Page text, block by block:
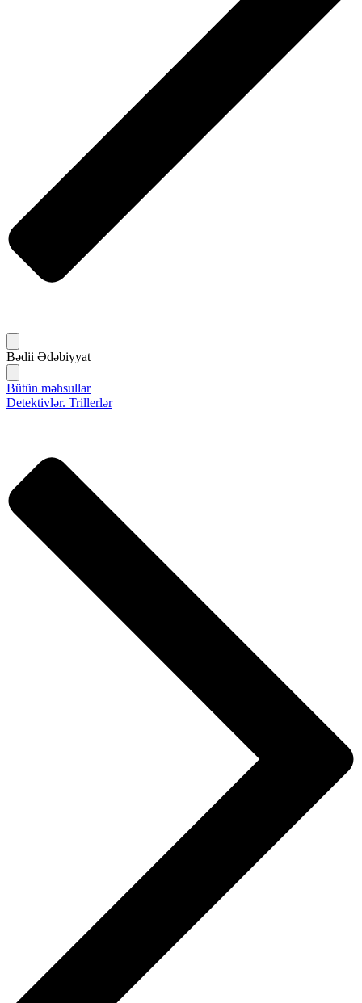
Bədii Ədəbiyyat
Bütün məhsullar
Detektivlər. Trillerlər